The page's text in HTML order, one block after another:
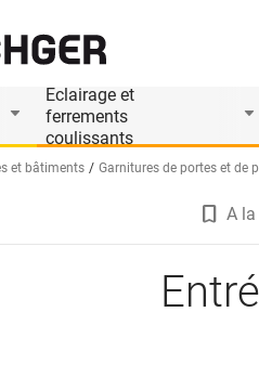
Eclairage et
ferrements
coulissants
et bâtiments Garnitures de portes et de
Accessoires appropriés
A